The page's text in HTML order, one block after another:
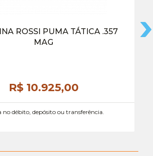
ROSSI PUMA TÁTICA .357
MAG
R$ 10.925,00
no débito, depósito ou transferência.